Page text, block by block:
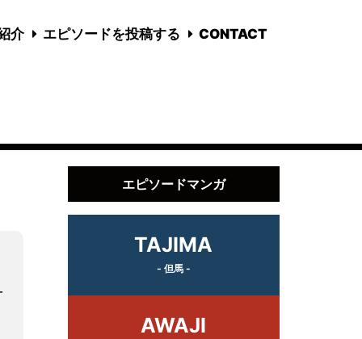
介 エピソードを投稿する CONTACT
エピソードマンガ
TAJIMA
- 但馬 -
AWAJI